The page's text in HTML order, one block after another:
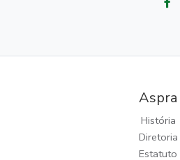
Aspra
História
Diretoria
Estatuto